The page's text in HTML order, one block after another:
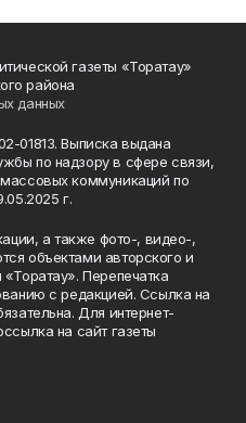
газеты «Торатау»
района
данных
01813. Выписка выдана
по надзору в сфере связи,
коммуникаций по
г.
а также фото-, видео-,
объектами авторского и
Перепечатка
с редакцией. Ссылка на
Для интернет-
на сайт газеты